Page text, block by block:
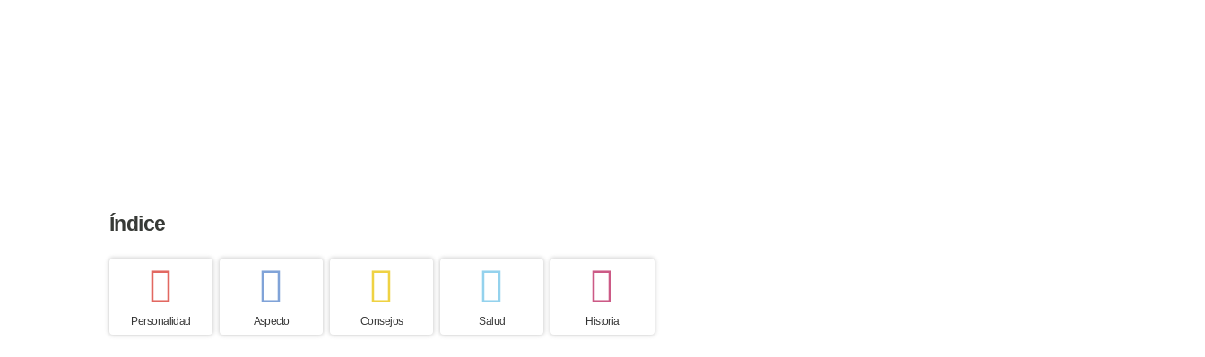
Índice
Personalidad Aspecto Consejos Salud Historia